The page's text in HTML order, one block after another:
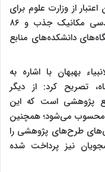
میلیون تومان اعتبار از وزارت علوم برای
تجهیز و توسعه آزمایشگاه دانشکده مهندسی مکانیک جذب و ۸۶
دانشکده‌های منابع
بهبهان با اشاره به
تصریح کرد: از دیگر
پژوهشی است که این
محسوب می‌شود؛ همچنین
طرح‌های پژوهشی را
نیز پرداخت شده